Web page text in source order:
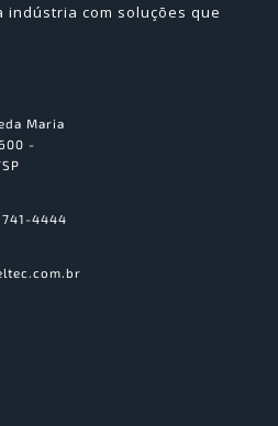
indústria com soluções que
Maria
-
4444